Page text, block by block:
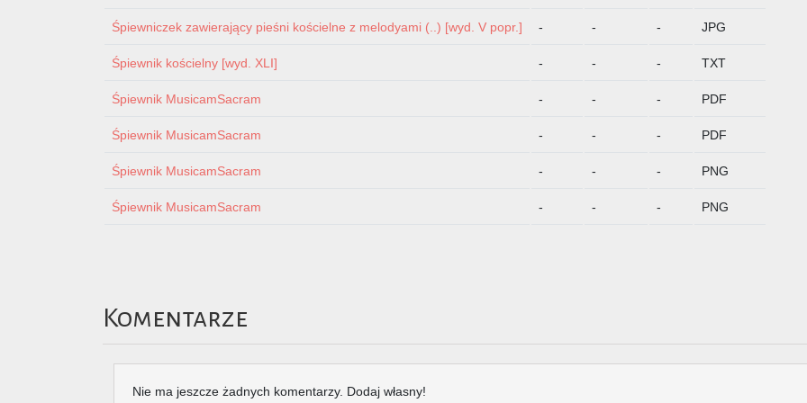
Śpiewniczek zawierający pieśni kościelne z melodyami (..) [wyd. V popr.] - - - JPG
Śpiewnik kościelny [wyd. XLI] - - - TXT
Śpiewnik MusicamSacram - - - PDF
Śpiewnik MusicamSacram - - - PDF
Śpiewnik MusicamSacram - - - PNG
Śpiewnik MusicamSacram - - - PNG
Komentarze
Nie ma jeszcze żadnych komentarzy. Dodaj własny!